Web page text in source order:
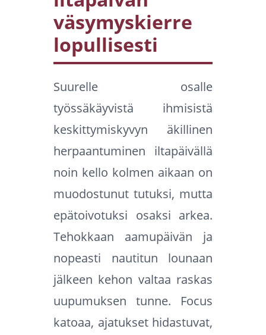
väsymyskierre
lopullisesti
Suurelle osalle
työssäkäyvistä ihmisistä
keskittymiskyvyn äkillinen
herpaantuminen iltapäivällä
noin kello kolmen aikaan on
muodostunut tutuksi, mutta
epätoivotuksi osaksi arkea.
Tehokkaan aamupäivän ja
nopeasti nautitun lounaan
jälkeen kehon valtaa raskas
uupumuksen tunne. Focus
katoaa, ajatukset hidastuvat,